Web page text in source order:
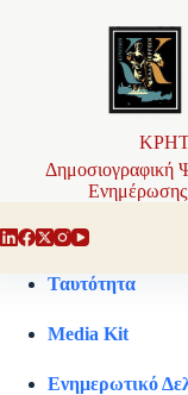
Δημοσιογραφική
Ταυτότητα
Media Kit
Ενημερωτικό